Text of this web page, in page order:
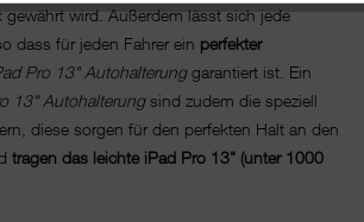
gewährt wird. Außerdem lässt sich jede
dass für jeden Fahrer ein perfekter
Pro 13" Autohalterunggarantiert ist. Ein
13" Autohalterungsind zudem die speziell
diese sorgen für den perfekten Halt an den
tragen das leichte iPad Pro 13" (unter 1000